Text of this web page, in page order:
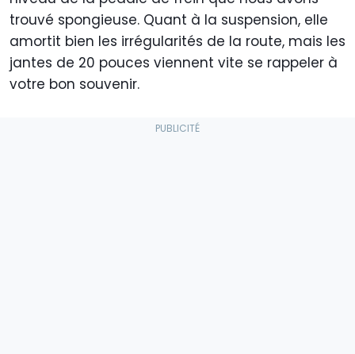
trouvé spongieuse. Quant à la suspension, elle
amortit bien les irrégularités de la route, mais les
jantes de 20 pouces viennent vite se rappeler à
votre bon souvenir.